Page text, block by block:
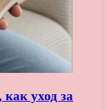
уход за